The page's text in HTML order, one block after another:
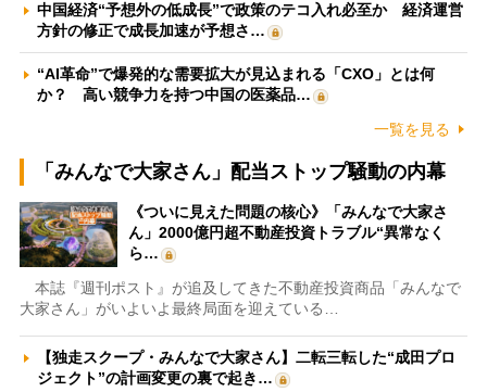
中国経済“予想外の低成長”で政策のテコ入れ必至か 経済運営
方針の修正で成長加速が予想さ…
“AI革命”で爆発的な需要拡大が見込まれる「CXO」とは何
か？ 高い競争力を持つ中国の医薬品…
一覧を見る
「みんなで大家さん」配当ストップ騒動の内幕
《ついに見えた問題の核心》「みんなで大家さ
ん」2000億円超不動産投資トラブル“異常なく
ら…
本誌『週刊ポスト』が追及してきた不動産投資商品「みんなで
大家さん」がいよいよ最終局面を迎えている…
【独走スクープ・みんなで大家さん】二転三転した“成田プロ
ジェクト”の計画変更の裏で起き…